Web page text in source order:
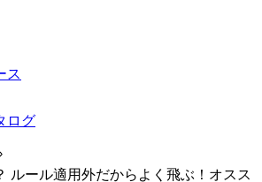
ス
ログ
ルール適用外だからよく飛ぶ！オスス